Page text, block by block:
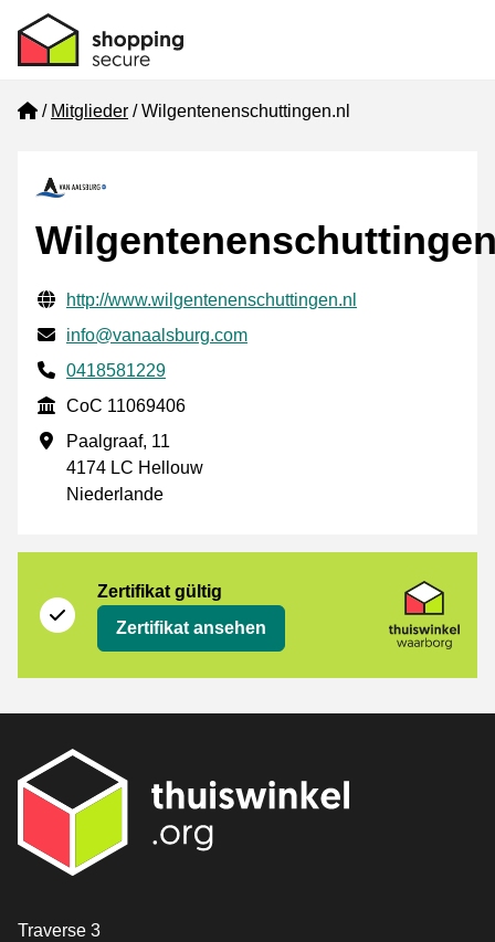
Home
Mitglieder Wilgentenenschuttingen.nl
Geprüfte Kontaktinformationen
Website URL
http://www.wilgentenenschuttingen.nl
E-mail
info@vanaalsburg.com
Phone number
0418581229
CoC
CoC 11069406
Geschäftsadresse
Paalgraaf, 11
4174 LC Hellouw
Niederlande
Zertifikat gültig
Zertifikat ansehen
[_General:Contact]
Traverse 3